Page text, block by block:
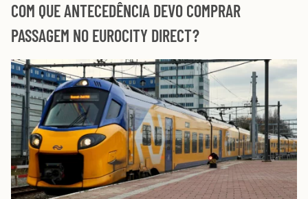
COM QUE ANTECEDÊNCIA DEVO COMPRAR
PASSAGEM NO EUROCITY DIRECT?